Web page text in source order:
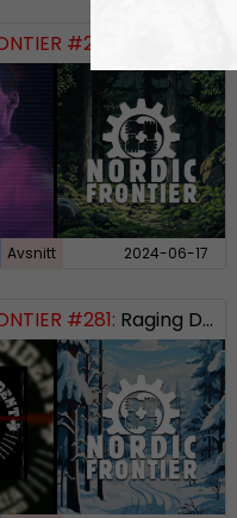
#284:
Avsnitt 2024-06-17
#281: Raging Dissident